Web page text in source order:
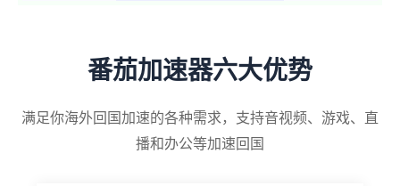
番茄加速器六大优势
满足你海外回国加速的各种需求，支持音视频、游戏、直
播和办公等加速回国